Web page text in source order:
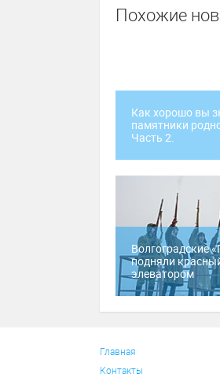
Похожие
Как хорошо вы
памятники
Часть 2.
Волгоградские
подняли
элеватором
Главная
Контакты